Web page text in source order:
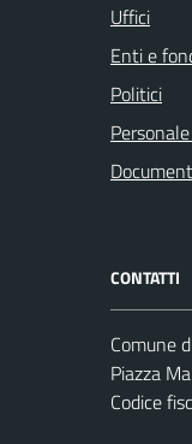
Uffici
Enti e
Politici
CONTATTI
Comune
Piazza
Codice